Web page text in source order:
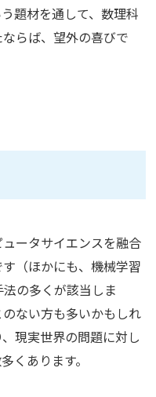
題材を通して、数理科
らば、望外の喜びで
ータサイエンスを融合
（ほかにも、機械学習
の多くが該当しま
ない方も多いかもしれ
現実世界の問題に対し
くあります。